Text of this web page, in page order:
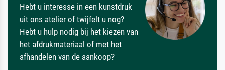
Hebt u interesse in een kunstdruk
uit ons atelier of twijfelt u nog?
Hebt u hulp nodig bij het kiezen van
het afdrukmateriaal of met het
afhandelen van de aankoop?